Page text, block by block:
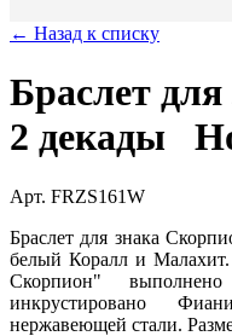
← Назад к списку
Браслет
2 декады
Арт. FRZS161W
Браслет для знака
белый Коралл и
Скорпион"
инкрустировано
нержавеющей стали.